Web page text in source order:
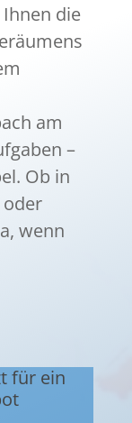
die
am
–
Ob in
wenn
für ein